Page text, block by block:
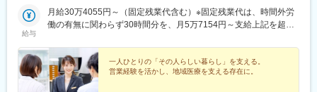
（9施設）※今年度新規開設１施設含む＜大阪・京都・奈良・兵庫
エリア＞大阪府全域（4施設）、京都府京都市（2施設）、奈良県
都港区芝浦3丁目1-1 msb Tamachi 田町ステーションタワーN 15
階※受動喫煙対策：屋内禁煙
給与
月給30万4055円～（固定残業代含む）※固定残業代は、時間外労
働の有無に関わらず30時間分を、月5万7154円～支給上記を超え
すが、固定残業代は30時間分支給いたします※賞与は業績給にて
月給での支給に変更になります※管理監督者での採用の場合通勤交
通費・残業手当は給与に含まれます 賞与は業績給にて月給での
支給に変更になります
一人ひとりの「その人らしい暮らし」を支える。
営業経験を活かし、地域医療を支える存在に。